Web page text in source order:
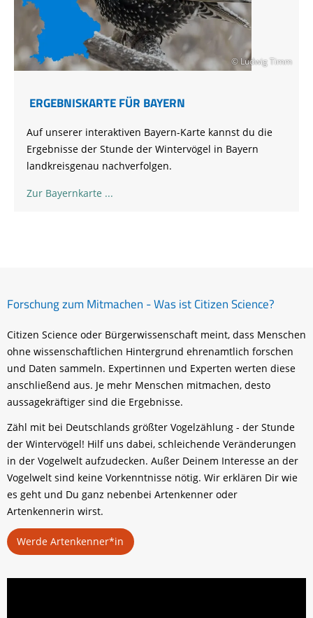
© Ludwig Timm
ERGEBNISKARTE FÜR BAYERN
Auf unserer interaktiven Bayern-Karte kannst du die
Ergebnisse der Stunde der Wintervögel in Bayern
landkreisgenau nachverfolgen.
Zur Bayernkarte
Forschung zum Mitmachen - Was ist Citizen Science?
Citizen Science oder Bürgerwissenschaft meint, dass Menschen
ohne wissenschaftlichen Hintergrund ehrenamtlich forschen
und Daten sammeln. Expertinnen und Experten werten diese
anschließend aus. Je mehr Menschen mitmachen, desto
aussagekräftiger sind die Ergebnisse.
Zähl mit bei Deutschlands größter Vogelzählung - der Stunde
der Wintervögel! Hilf uns dabei, schleichende Veränderungen
in der Vogelwelt aufzudecken. Außer Deinem Interesse an der
Vogelwelt sind keine Vorkenntnisse nötig. Wir erklären Dir wie
es geht und Du ganz nebenbei Artenkenner oder
Artenkennerin wirst.
Werde Artenkenner*in